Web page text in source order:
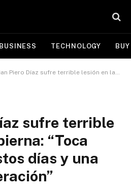
BUSINESS TECHNOLOGY
Piero Díaz sufre terrible lesión en la pierna: “Toca cirugía en estos días y una larga recuperación”
sufre terrible
“Toca
días y una